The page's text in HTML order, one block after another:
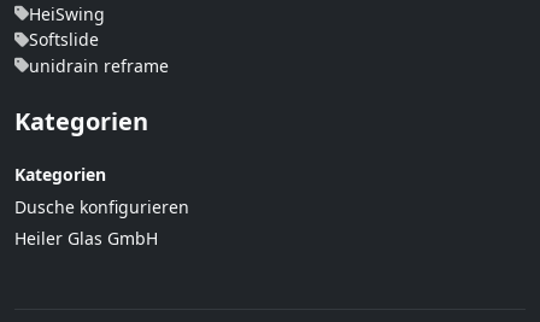
HeiSwing
Softslide
unidrain reframe
Kategorien
Kategorien
Dusche konfigurieren
Heiler Glas GmbH